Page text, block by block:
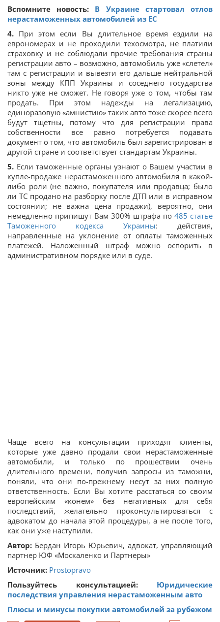
Вспомните новость: В Украине стартовал отлов
нерастаможенных автомобилей из ЕС
4. При этом если Вы длительное время ездили на
еврономерах и не проходили техосмотра, не платили
страховку и не соблюдали прочие требования страны
регистрации авто – возможно, автомобиль уже «слетел»
там с регистрации и вывезти его дальше нейтральной
зоны между КПП Украины и соседнего государства
никто уже не сможет. Не говоря уже о том, чтобы там
продать. При этом надежды на легализацию,
единоразовую «амнистию» таких авто тоже скорее всего
будут тщетны, потому что для регистрации права
собственности все равно потребуется подавать
документ о том, что автомобиль был зарегистрирован в
другой стране и соответствует стандартам Украины.
5. Если таможенные органы узнают о Вашем участии в
купле-продаже нерастаможенного автомобиля в какой-
либо роли (не важно, покупателя или продавца; было
ли ТС продано на разборку после ДТП или в исправном
состоянии; не важна цена продажи), вероятно, они
немедленно припишут Вам 300% штрафа по 485 статье
Таможенного кодекса Украины: действия,
направленные на уклонение от оплаты таможенных
платежей. Наложенный штраф можно оспорить в
административном порядке или в суде.
Чаще всего на консультации приходят клиенты,
которые уже давно продали свои нерастаможенные
автомобили, и только по прошествии очень
длительного времени, получив запросы из таможни,
поняли, что они по-прежнему несут за них полную
ответственность. Если Вы хотите расстаться со своим
европейским «конем» без негативных для себя
последствий, желательно проконсультироваться с
адвокатом до начала этой процедуры, а не после того,
как они уже наступили.
Автор: Бердан Игорь Юрьевич, адвокат, управляющий
партнер ЮФ «Москаленко и Партнеры»
Источник: Prostopravo
Пользуйтесь консультацией:
Юридические
последствия управления нерастаможенным авто
Плюсы и минусы покупки автомобилей за рубежом